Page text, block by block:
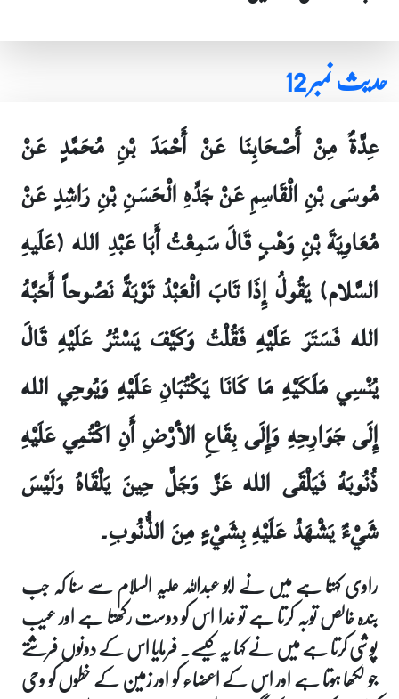
حدیث نمبر 12
عِدَّةٌ مِنْ أَصْحَابِنَا عَنْ أَحْمَدَ بْنِ مُحَمَّدٍ عَنْ
مُوسَى بْنِ الْقَاسِمِ عَنْ جَدِّهِ الْحَسَنِ بْنِ رَاشِدٍ عَنْ
مُعَاوِيَةَ بْنِ وَهْبٍ قَالَ سَمِعْتُ أَبَا عَبْدِ الله (عَلَيهِ
السَّلام) يَقُولُ إِذَا تَابَ الْعَبْدُ تَوْبَةً نَصُوحاً أَحَبَّهُ
الله فَسَتَرَ عَلَيْهِ فَقُلْتُ وَكَيْفَ يَسْتُرُ عَلَيْهِ قَالَ
يُنْسِي مَلَكَيْهِ مَا كَانَا يَكْتُبَانِ عَلَيْهِ وَيُوحِي الله
إِلَى جَوَارِحِهِ وَإِلَى بِقَاعِ الأرْضِ أَنِ اكْتُمِي عَلَيْهِ
ذُنُوبَهُ فَيَلْقَى الله عَزَّ وَجَلَّ حِينَ يَلْقَاهُ وَلَيْسَ
شَيْ‏ءٌ يَشْهَدُ عَلَيْهِ بِشَيْ‏ءٍ مِنَ الذُّنُوبِ۔
راوی کہتا ہے میں نے ابو عبداللہ علیہ السلام سے سنا کہ جب
بندہ خالص توبہ کرتا ہے تو خدا اس کو دوست رکھتا ہے اور عیب
پوشی کرتا ہے میں نے کہا یہ کیسے۔ فرمایا اس کے دونوں فرشتے
جو لکھا ہوتا ہے اور اس کے اعضاء کو اور زمین کے خطوں کو وحی